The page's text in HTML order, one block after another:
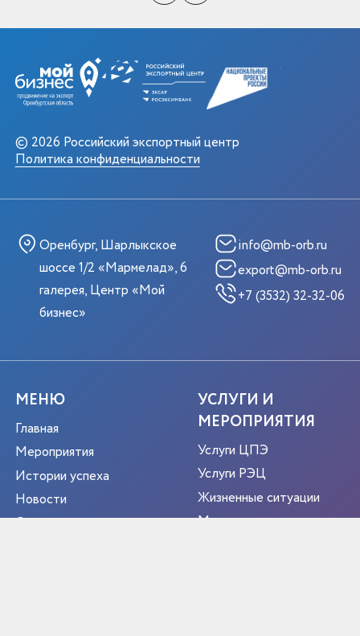
© 2026 Российский экспортный центр
Политика конфиденциальности
Оренбург, Шарлыкское
шоссе 1/2 «Мармелад», 6
галерея, Центр «Мой
бизнес»
info@mb-orb.ru
export@mb-orb.ru
+7 (3532) 32-32-06
МЕНЮ
Главная
Мероприятия
Истории успеха
Новости
О центре
УСЛУГИ И
МЕРОПРИЯТИЯ
Услуги ЦПЭ
Услуги РЭЦ
Жизненные ситуации
Мероприятия